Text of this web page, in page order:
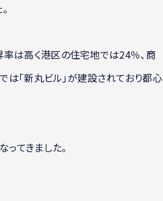
は高く港区の住宅地では24％、商
「新丸ビル」が建設されており都心
てきました。